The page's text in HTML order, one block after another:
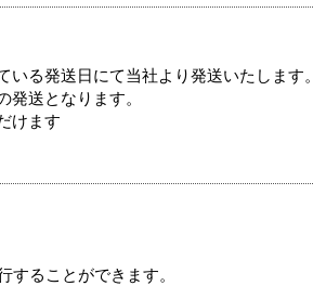
る発送日にて当社より発送いたします。
送となります。
けます
することができます。